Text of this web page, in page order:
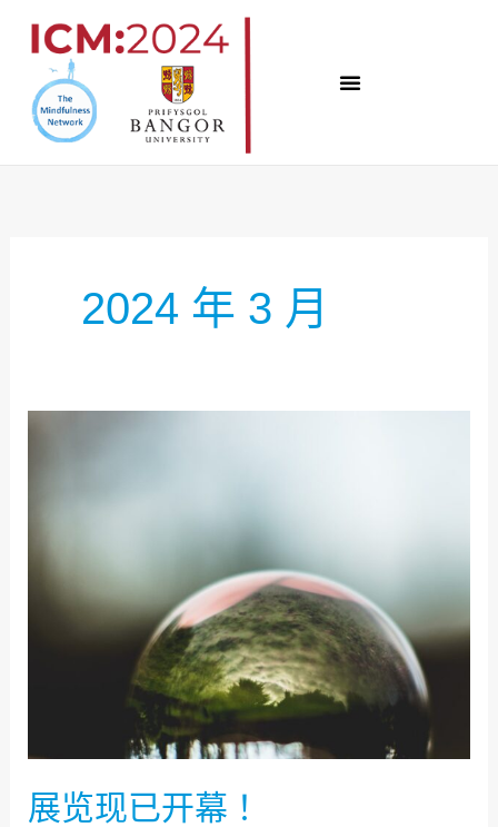
2024 年 3 月
展览现已开幕！
开
幕！